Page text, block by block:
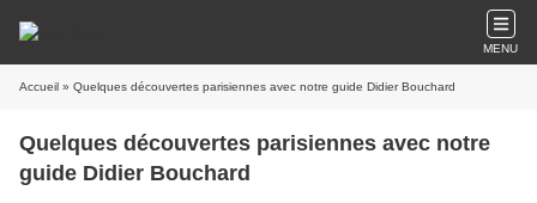
MENU
Accueil » Quelques découvertes parisiennes avec notre guide Didier Bouchard
Quelques découvertes parisiennes avec notre
guide Didier Bouchard